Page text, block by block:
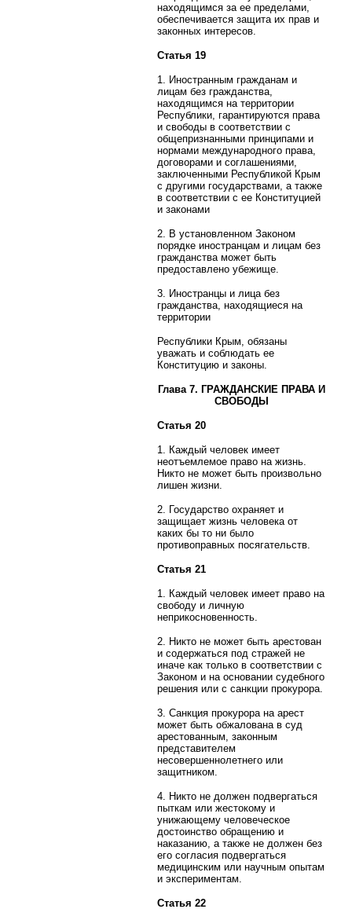
находящимся за ее пределами,
обеспечивается защита их прав и
законных интересов.
Статья 19
1. Иностранным гражданам и
лицам без гражданства,
находящимся на территории
Республики, гарантируются права
и свободы в соответствии с
общепризнанными принципами и
нормами международного права,
договорами и соглашениями,
заключенными Республикой Крым
с другими государствами, а также
в соответствии с ее Конституцией
и законами
2. В установленном Законом
порядке иностранцам и лицам без
гражданства может быть
предоставлено убежище.
3. Иностранцы и лица без
гражданства, находящиеся на
территории
Республики Крым, обязаны
уважать и соблюдать ее
Конституцию и законы.
Глава 7. ГРАЖДАНСКИЕ ПРАВА И
СВОБОДЫ
Статья 20
1. Каждый человек имеет
неотъемлемое право на жизнь.
Никто не может быть произвольно
лишен жизни.
2. Государство охраняет и
защищает жизнь человека от
каких бы то ни было
противоправных посягательств.
Статья 21
1. Каждый человек имеет право на
свободу и личную
неприкосновенность.
2. Никто не может быть арестован
и содержаться под стражей не
иначе как только в соответствии с
Законом и на основании судебного
решения или с санкции прокурора.
3. Санкция прокурора на арест
может быть обжалована в суд
арестованным, законным
представителем
несовершеннолетнего или
защитником.
4. Никто не должен подвергаться
пыткам или жестокому и
унижающему человеческое
достоинство обращению и
наказанию, а также не должен без
его согласия подвергаться
медицинским или научным опытам
и экспериментам.
Статья 22